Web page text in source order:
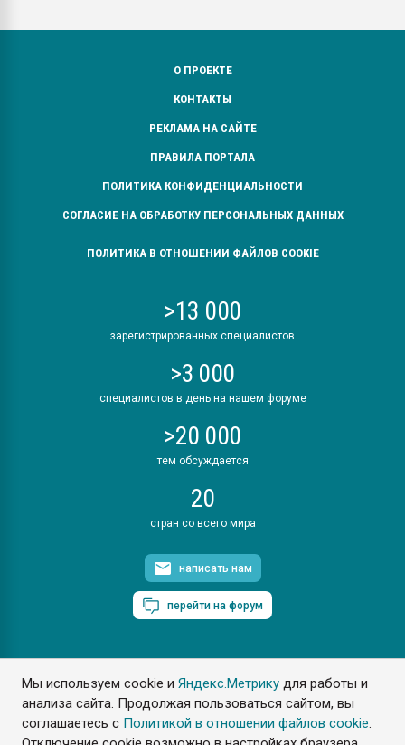
Мы используем cookie иЯндекс.Метрику для работы и
анализа сайта. Продолжая пользоваться сайтом, вы
соглашаетесь с Политикой в отношении файлов cookie.
О ПРОЕКТЕ
КОНТАКТЫ
РЕКЛАМА НА САЙТЕ
ПРАВИЛА ПОРТАЛА
ПОЛИТИКА КОНФИДЕНЦИАЛЬНОСТИ
СОГЛАСИЕ НА ОБРАБОТКУ ПЕРСОНАЛЬНЫХ ДАННЫХ
ПОЛИТИКА В ОТНОШЕНИИ ФАЙЛОВ COOKIE
>13 000
зарегистрированных специалистов
>3 000
специалистов в день на нашем форуме
>20 000
тем обсуждается
20
стран со всего мира
написать нам
перейти на форум
ПластЭксперт © 2006. Все права защищены
Разрешается копирование материалов сайта с обязательной
ссылкой на www.e-plastic.ru
Разработка сайта